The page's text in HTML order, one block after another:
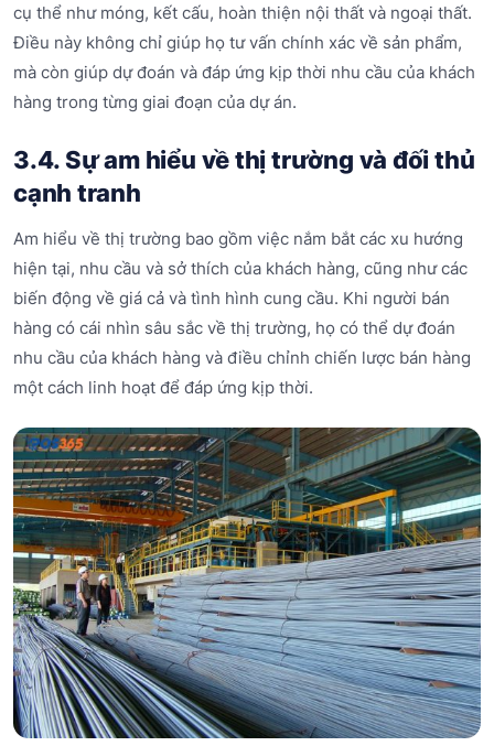
cụ thể như móng, kết cấu, hoàn thiện nội thất và ngoại thất.
Điều này không chỉ giúp họ tư vấn chính xác về sản phẩm,
mà còn giúp dự đoán và đáp ứng kịp thời nhu cầu của khách
hàng trong từng giai đoạn của dự án.
3.4. Sự am hiểu về thị trường và đối thủ
cạnh tranh
Am hiểu về thị trường bao gồm việc nắm bắt các xu hướng
hiện tại, nhu cầu và sở thích của khách hàng, cũng như các
biến động về giá cả và tình hình cung cầu. Khi người bán
hàng có cái nhìn sâu sắc về thị trường, họ có thể dự đoán
nhu cầu của khách hàng và điều chỉnh chiến lược bán hàng
một cách linh hoạt để đáp ứng kịp thời.